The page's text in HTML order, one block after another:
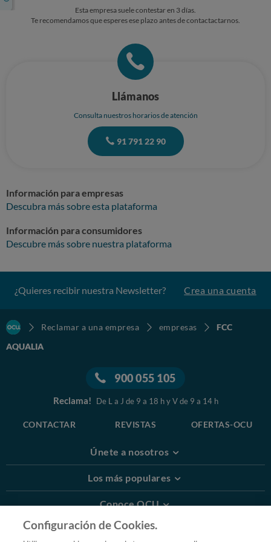
PROBLEMA A LA MAYOR BREVEDAD POSIBLE, LE AGRADEZCO DE
ANTEMANO LA ANTENCION PRESTADA. JOSE VERA SANCHEZ.
Esta empresa suele contestar en 3 días.
Te recomendamos que esperes ese plazo antes de contactactarnos.
Llámanos
Consulta nuestros horarios de atención
91 791 22 90
Información para empresas
Descubra más sobre esta plataforma
Información para consumidores
Descubre más sobre nuestra plataforma
¿Quieres recibir nuestra Newsletter? Crea una cuenta
Reclamar a una empresa empresas
FCC
AQUALIA
900 055 105
Reclama! De L a J de 9 a 18 h y V de 9 a 14 h
CONTACTAR REVISTAS OFERTAS-OCU
Únete a nosotros
Los más populares
Conoce OCU
Más Información
Configuración de Cookies.